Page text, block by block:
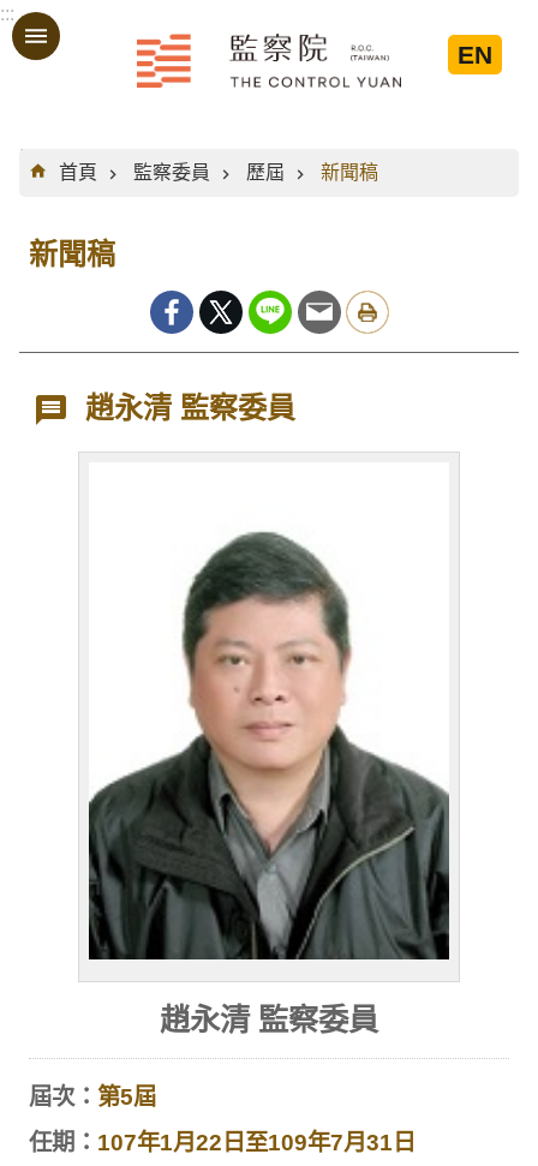
跳到主要內容區塊
:::
EN
:::
首頁
監察委員 歷屆 新聞稿
新聞稿
趙永清 監察委員
趙永清 監察委員
屆次： 第5屆
任期： 107年1月22日至109年7月31日